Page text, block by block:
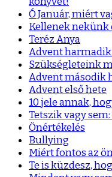
Ó Január, miért
Kellenek nekünk
Teréz Anya
Advent
Szükségleteink
Advent második
Advent első hete
10 jele annak,
Tetszik vagy sem:
Önértékelés
Bullying
Miért fontos az
Te is küzdesz,